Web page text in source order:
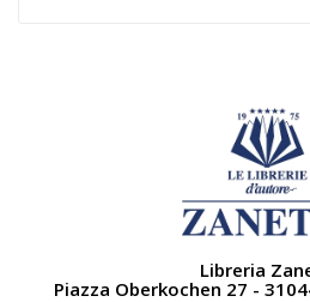
Libreria
Piazza Oberkochen 27 -